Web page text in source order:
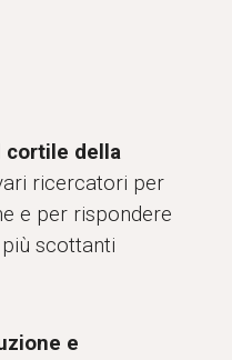
cortile della
ricercatori per
e per rispondere
scottanti
e